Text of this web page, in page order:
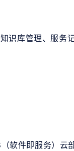
识库管理、服务
软件即服务）云